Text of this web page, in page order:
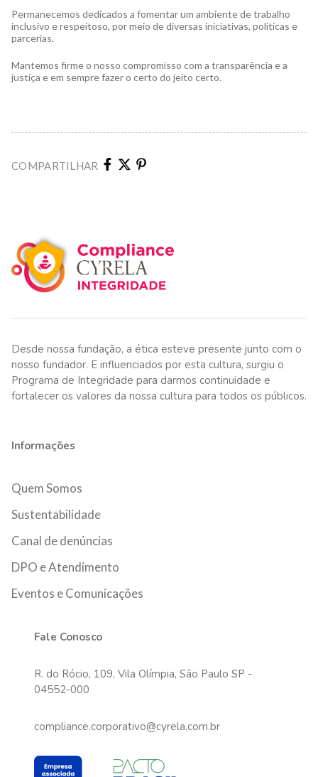
Permanecemos dedicados a fomentar um ambiente de trabalho
inclusivo e respeitoso, por meio de diversas iniciativas, políticas e
parcerias.
Mantemos firme o nosso compromisso com a transparência e a
justiça e em sempre fazer o certo do jeito certo.
COMPARTILHAR
Desde nossa fundação, a ética esteve presente junto com o
nosso fundador. E influenciados por esta cultura, surgiu o
Programa de Integridade para darmos continuidade e
fortalecer os valores da nossa cultura para todos os públicos.
Informações
Quem Somos
Sustentabilidade
Canal de denúncias
DPO e Atendimento
Eventos e Comunicações
Fale Conosco
R. do Rócio, 109, Vila Olímpia, São Paulo SP -
04552-000
compliance.corporativo@cyrela.com.br